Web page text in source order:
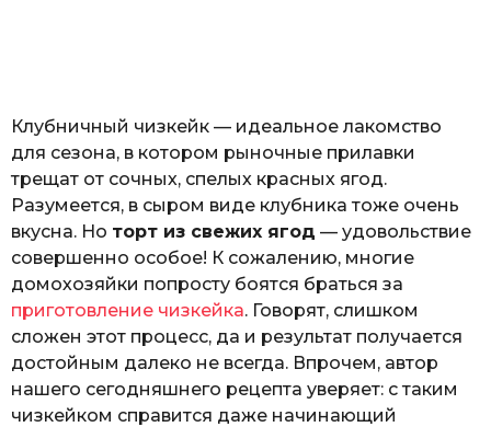
Клубничный чизкейк — идеальное лакомство
для сезона, в котором рыночные прилавки
трещат от сочных, спелых красных ягод.
Разумеется, в сыром виде клубника тоже очень
вкусна. Но торт из свежих ягод — удовольствие
совершенно особое! К сожалению, многие
домохозяйки попросту боятся браться за
приготовление чизкейка. Говорят, слишком
сложен этот процесс, да и результат получается
достойным далеко не всегда. Впрочем, автор
нашего сегодняшнего рецепта уверяет: с таким
чизкейком справится даже начинающий